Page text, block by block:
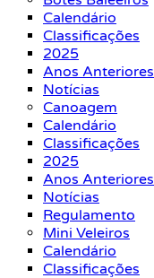
Calendário
Classificações
2025
Anos Anteriores
Notícias
Canoagem
Calendário
Classificações
2025
Anos Anteriores
Notícias
Regulamento
Mini Veleiros
Calendário
Classificações